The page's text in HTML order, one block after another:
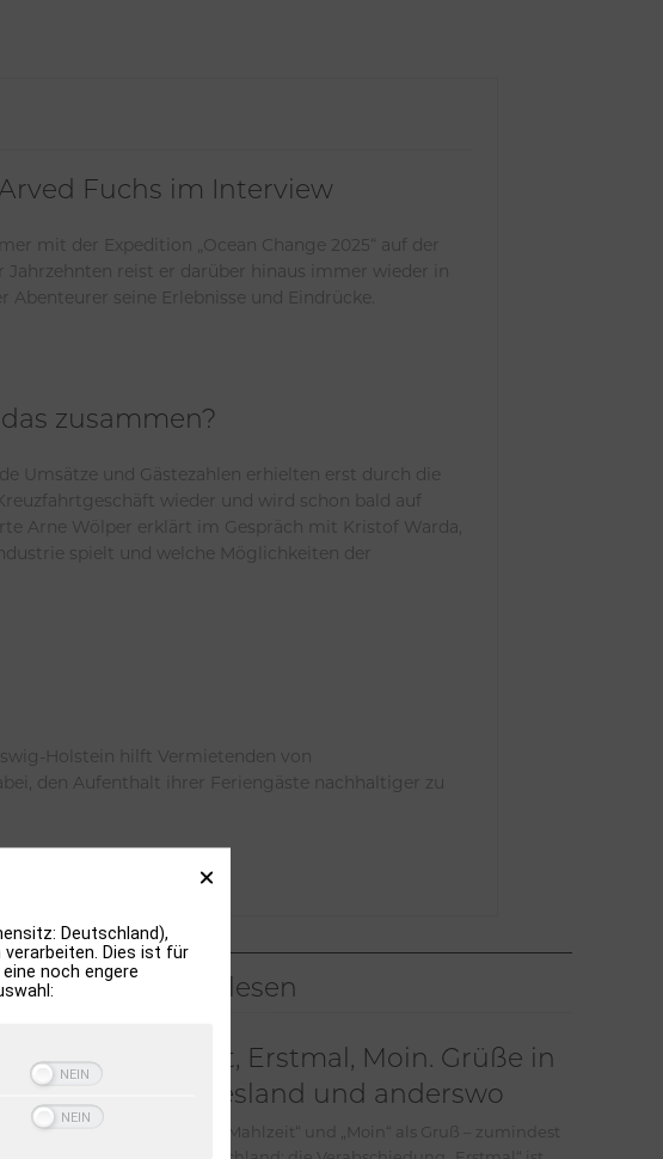
Fuchs im Interview
mit der Expedition „Ocean Change 2025“ auf der
reist er darüber hinaus immer wieder in
seine Erlebnisse und Eindrücke.
zusammen?
Umsätze und Gästezahlen erhielten erst durch die
wieder und wird schon bald auf
Arne Wölper erklärt im Gespräch mit Kristof Warda,
spielt und welche Möglichkeiten der
Holstein hilft Vermietenden von
den Aufenthalt ihrer Feriengäste nachhaltiger zu
Meistgelesen
Mahlzeit, Erstmal, Moin. Grüße in
Nordfriesland und anderswo
Jeder kennt „Mahlzeit“ und „Moin“ als Gruß – zumindest
Deutschland),
Dies ist für
noch engere